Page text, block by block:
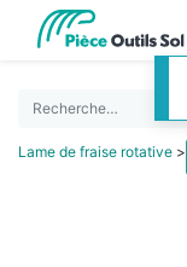
Lame de fraise rotative >